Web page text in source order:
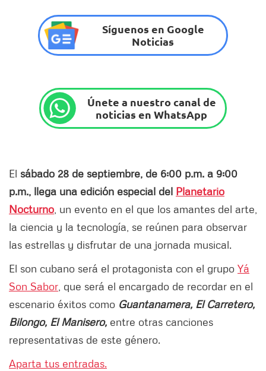
Síguenos en Google
Noticias
Únete a nuestro canal de
noticias en WhatsApp
El sábado 28 de septiembre, de 6:00 p.m. a 9:00
p.m., llega una edición especial del Planetario
Nocturno , un evento en el que los amantes del arte,
la ciencia y la tecnología, se reúnen para observar
las estrellas y disfrutar de una jornada musical.
El son cubano será el protagonista con el grupo Yá
Son Sabor , que será el encargado de recordar en el
escenario éxitos como Guantanamera, El Carretero,
Bilongo, El Manisero, entre otras canciones
representativas de este género.
Aparta tus entradas.